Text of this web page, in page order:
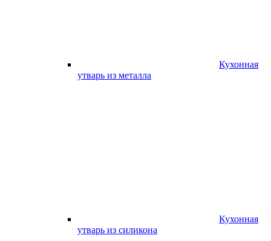
Кухонная
утварь из металла
Кухонная
утварь из силикона